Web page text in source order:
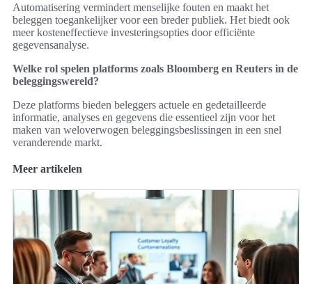
Automatisering vermindert menselijke fouten en maakt het
beleggen toegankelijker voor een breder publiek. Het biedt ook
meer kosteneffectieve investeringsopties door efficiënte
gegevensanalyse.
Welke rol spelen platforms zoals Bloomberg en Reuters in de
beleggingswereld?
Deze platforms bieden beleggers actuele en gedetailleerde
informatie, analyses en gegevens die essentieel zijn voor het
maken van weloverwogen beleggingsbeslissingen in een snel
veranderende markt.
Meer artikelen